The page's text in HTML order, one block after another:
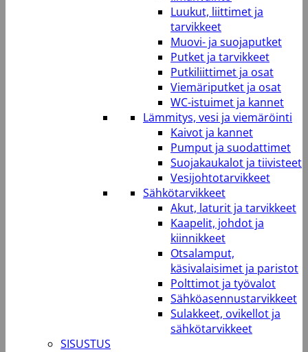
Luukut, liittimet ja
tarvikkeet
Muovi- ja suojaputket
Putket ja tarvikkeet
Putkiliittimet ja osat
Viemäriputket ja osat
WC-istuimet ja kannet
Lämmitys, vesi ja viemäröinti
Kaivot ja kannet
Pumput ja suodattimet
Suojakaukalot ja tiivisteet
Vesijohtotarvikkeet
Sähkötarvikkeet
Akut, laturit ja tarvikkeet
Kaapelit, johdot ja
kiinnikkeet
Otsalamput,
käsivalaisimet ja paristot
Polttimot ja työvalot
Sähköasennustarvikkeet
Sulakkeet, ovikellot ja
sähkötarvikkeet
SISUSTUS